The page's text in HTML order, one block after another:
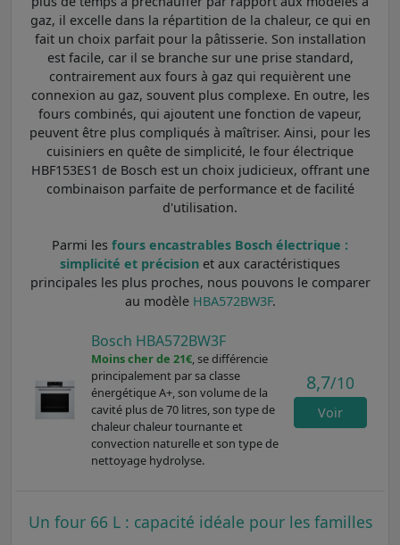
gaz, il excelle dans la répartition de la chaleur, ce qui en
fait un choix parfait pour la pâtisserie. Son installation
est facile, car il se branche sur une prise standard,
contrairement aux fours à gaz qui requièrent une
connexion au gaz, souvent plus complexe. En outre, les
fours combinés, qui ajoutent une fonction de vapeur,
peuvent être plus compliqués à maîtriser. Ainsi, pour les
cuisiniers en quête de simplicité, le four électrique
HBF153ES1 de Bosch est un choix judicieux, offrant une
combinaison parfaite de performance et de facilité
d'utilisation.
Parmi les fours encastrables Bosch électrique :
simplicité et précision et aux caractéristiques
principales les plus proches, nous pouvons le comparer
au modèle HBA572BW3F.
Bosch HBA572BW3F
Moins cher de 21€, se différencie
principalement par sa classe
énergétique A+, son volume de la
cavité plus de 70 litres, son type de
chaleur chaleur tournante et
convection naturelle et son type de
nettoyage hydrolyse.
8,7/10
Voir
Un four 66 L : capacité idéale pour les familles